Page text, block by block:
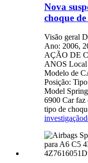
Nova
choque
Visão geral
Ano: 2006,
AÇÃO DE
ANOS Local
Modelo de
Posição:
Model
6900 Car faz
tipo de
investigação